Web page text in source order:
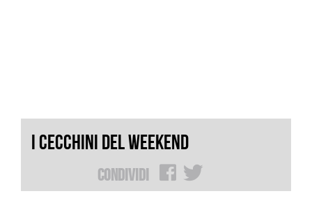
I CECCHINI DEL WEEKEND
Condividi